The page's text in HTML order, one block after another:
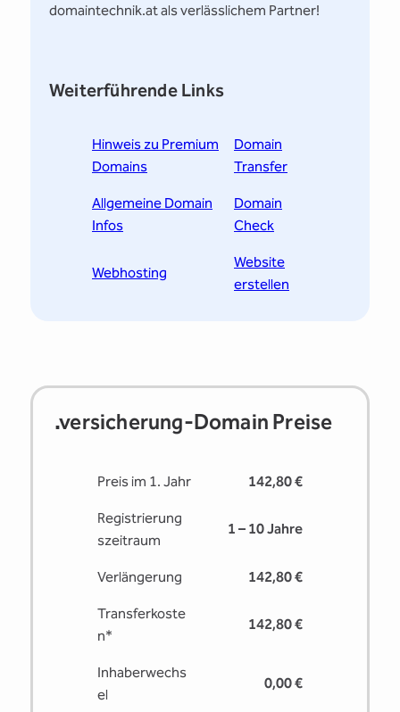
domaintechnik.at als verlässlichem Partner!
Weiterführende Links
Hinweis zu Premium
Domains
Domain
Transfer
Allgemeine Domain
Infos
Domain
Check
Webhosting
Website
erstellen
.versicherung-Domain Preise
Preis im 1. Jahr 142,80 €
Registrierung
s­zeitraum
1 – 10 Jahre
Verlängerung 142,80 €
Transferkoste
n*
142,80 €
Inhaberwechs
el
0,00 €